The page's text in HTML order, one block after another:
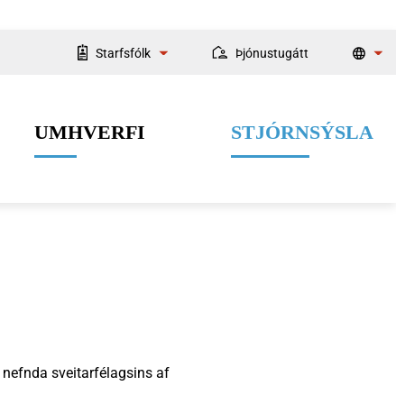
Starfsfólk Þjónustugátt
UMHVERFI STJÓRNSÝSLA
sveitarfélagsins af